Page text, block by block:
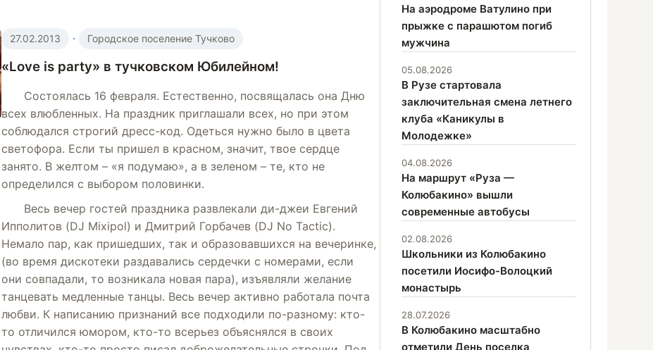
27.02.2013 · Городское поселение Тучково
«Love is party» в тучковском Юбилейном!
Состоялась 16 февраля. Естественно, посвящалась она Дню
всех влюбленных. На праздник приглашали всех, но при этом
соблюдался строгий дресс-код. Одеться нужно было в цвета
светофора. Если ты пришел в красном, значит, твое сердце
занято. В желтом – «я подумаю», а в зеленом – те, кто не
определился с выбором половинки.
Весь вечер гостей праздника развлекали ди-джеи Евгений
Ипполитов (DJ Mixipol) и Дмитрий Горбачев (DJ No Tactic).
Немало пар, как пришедших, так и образовавшихся на вечеринке,
(во время дискотеки раздавались сердечки с номерами, если
они совпадали, то возникала новая пара), изъявляли желание
танцевать медленные танцы. Весь вечер активно работала почта
любви. К написанию признаний все подходили по-разному: кто-
то отличился юмором, кто-то всерьез объяснялся в своих
На аэродроме Ватулино при
прыжке с парашютом погиб
мужчина
05.08.2026
В Рузе стартовала
заключительная смена летнего
клуба «Каникулы в
Молодежке»
04.08.2026
На маршрут «Руза —
Колюбакино» вышли
современные автобусы
02.08.2026
Школьники из Колюбакино
посетили Иосифо-Волоцкий
монастырь
28.07.2026
В Колюбакино масштабно
отметили День поселка